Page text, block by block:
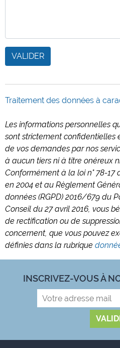
Traitement des données à
Les informations personnelles
sont strictement confidentielles
de vos demandes par nos
à aucun tiers ni à titre onéreux
Conformément à la loi n° 78-17
en 2004 et au Règlement
données (RGPD) 2016/679 du
Conseil du 27 avril 2016, vous
de rectification ou de
concernent, que vous pouvez
définies dans la rubrique
INSCRIVEZ-VOUS À